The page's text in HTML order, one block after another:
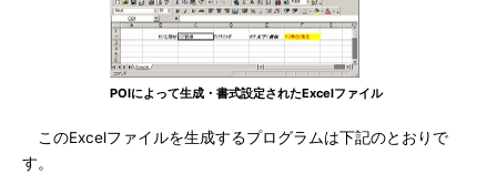
POIによって生成・書式設定されたExcelファイル
このExcelファイルを生成するプログラムは下記のとおりで
す。